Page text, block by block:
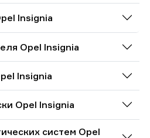
Insignia
Opel Insignia
Insignia
Opel Insignia
систем Opel